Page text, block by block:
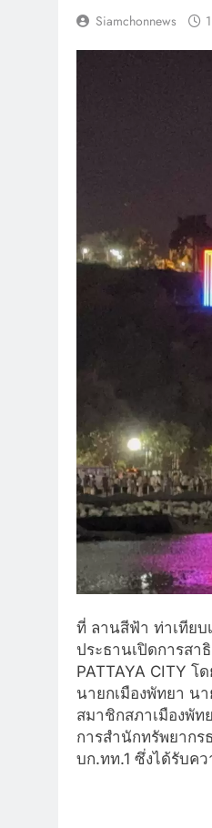
Siamchonnews
ที่ ลานสีฟ้า ท่าเทียบ
ประธานเปิดการสา
PATTAYA CITY
นายกเมืองพัทยา น
สมาชิกสภาเมืองพั
การสำนักทรัพยากร
บก.ทท.1 ซึ่งได้รับค